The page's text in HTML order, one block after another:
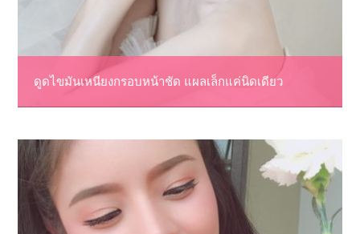
ดูดไขมันเหนียงกรอบหน้าชัด แผลเล็กแค่นิดเดียว